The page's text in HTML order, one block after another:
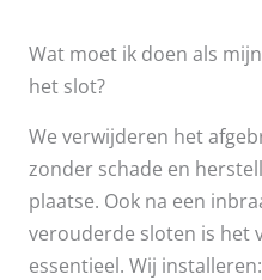
Wat moet ik doen als
het slot?
We verwijderen het
zonder schade en
plaatse. Ook na een
verouderde sloten is het
essentieel. Wij installeren: